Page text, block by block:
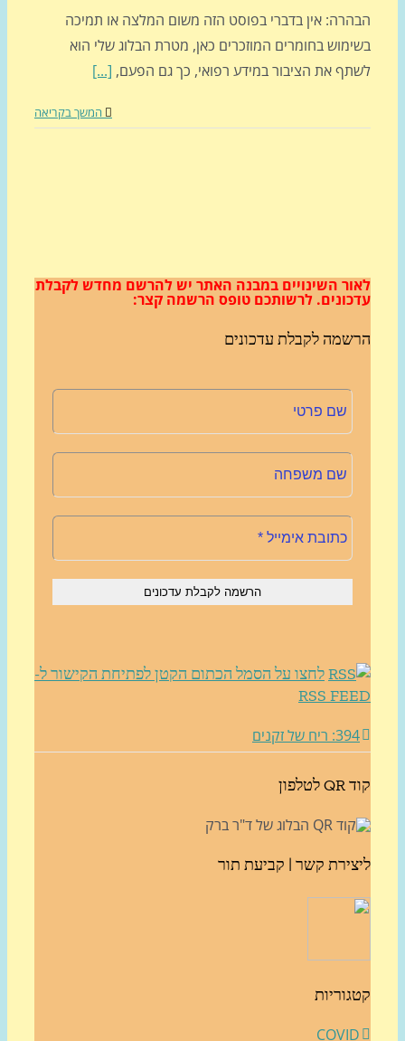
אין בדברי בפוסט הזה משום המלצה או תמיכה
בחומרים המוזכרים כאן, מטרת הבלוג שלי הוא
את הציבור במידע רפואי, כך גם הפעם, [...]
המשך בקריאה
השינויים במבנה האתריש להרשם מחדש לקבלת
לרשותכם טופס הרשמה קצר:
לקבלת עדכונים
לחצו על הסמל הכתום הקטן לפתיחת הקישור ל-
RSS
קשר | קביעת תור